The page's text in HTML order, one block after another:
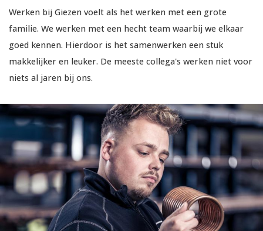
Werken bij Giezen voelt als het werken met een grote
familie. We werken met een hecht team waarbij we elkaar
goed kennen. Hierdoor is het samenwerken een stuk
makkelijker en leuker. De meeste collega's werken niet voor
niets al jaren bij ons.